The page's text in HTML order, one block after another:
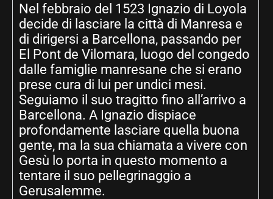
Nel febbraio del 1523 Ignazio di Loyola
decide di lasciare la città di Manresa e
di dirigersi a Barcellona, passando per
El Pont de Vilomara, luogo del congedo
dalle famiglie manresane che si erano
prese cura di lui per undici mesi.
Seguiamo il suo tragitto fino all’arrivo a
Barcellona. A Ignazio dispiace
profondamente lasciare quella buona
gente, ma la sua chiamata a vivere con
Gesù lo porta in questo momento a
tentare il suo pellegrinaggio a
Gerusalemme.